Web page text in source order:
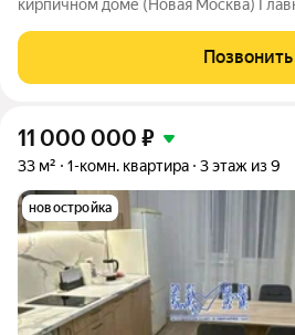
кирпичном доме (Новая Москва)
взрослый собственник с 2016 года (в
лет). Физически и юридически
Позвонить
11 000 000 ₽
33 м² 1-комн. квартира 3 этаж из 9
новостройка